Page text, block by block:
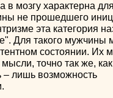
в мозгу характерна
не прошедшего
эта категория
Для такого мужчины
состоянии. Их
точно так же,
– лишь возможность